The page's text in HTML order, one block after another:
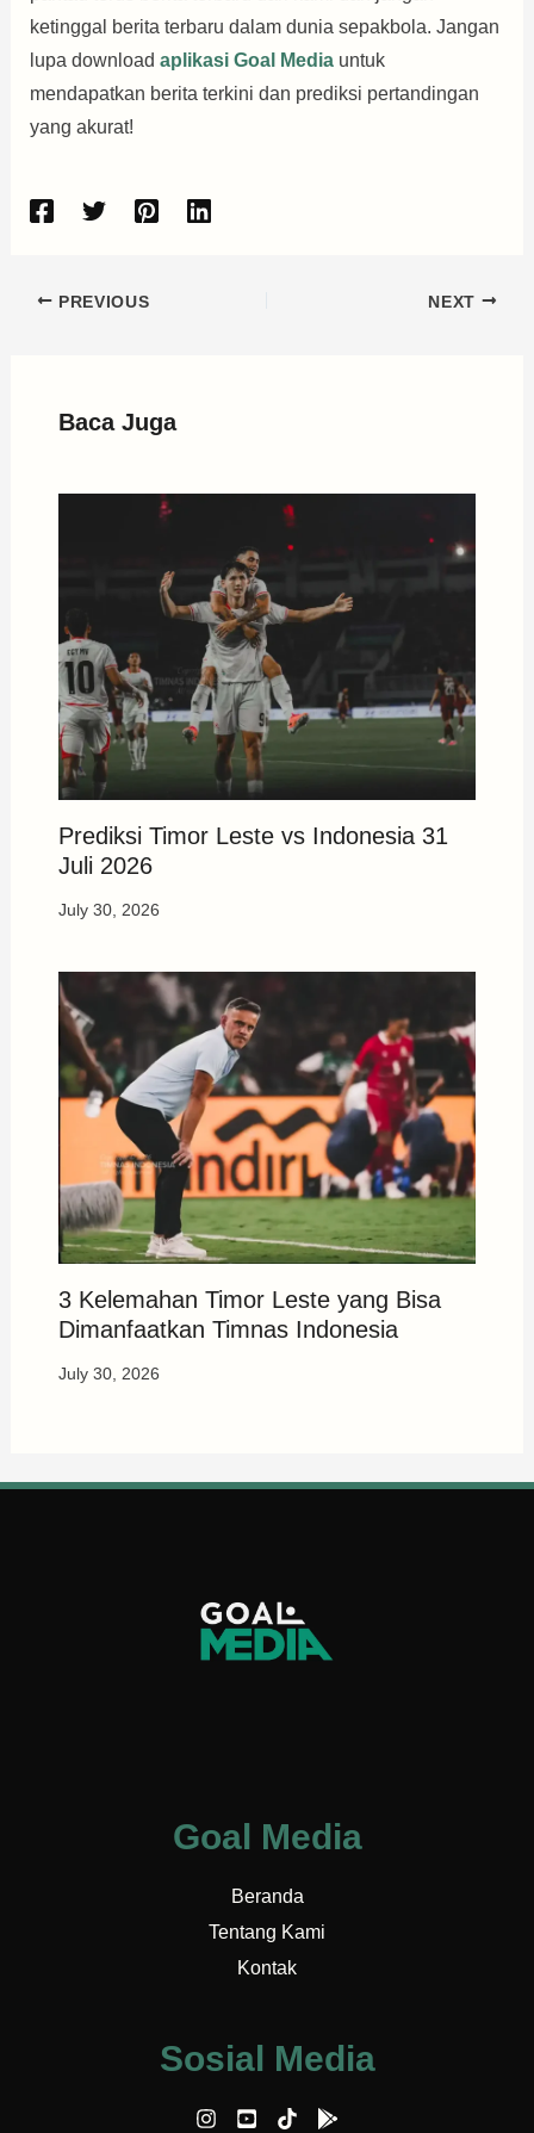
ketinggal berita terbaru dalam dunia sepakbola. Jangan
lupa download aplikasi Goal Mediauntuk
mendapatkan berita terkini dan prediksi pertandingan
yang akurat!
PREVIOUS NEXT
Baca Juga
Prediksi Timor Leste vs Indonesia 31
Juli 2026
July 30, 2026
3 Kelemahan Timor Leste yang Bisa
Dimanfaatkan Timnas Indonesia
July 30, 2026
Goal Media
Beranda
Tentang Kami
Kontak
Sosial Media